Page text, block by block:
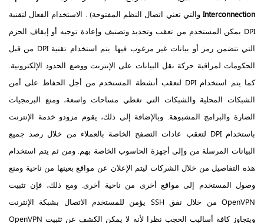
Interconnection والتي تعني اتصال النظم المفتوحة) . الاستخدام الفعال لتقنية
DPI يمكن المستخدم من تعقب وتحديد وتصنيف وإعادة توجيه أو إيقاف الحزم
التي تتضمن رمز أو بيانات غير مرغوب فيها. يتم استخدام تقنية DPI من قبل
الحكومات لمراقبة حركة نقل البيانات على الإنترنت ووضع الحدود الإلكترونية.
كما يتم استخدام DPI لتعقب أنشطة المستخدم من أجل الحفاظ على أمن
الشبكات المحلية والشبكات التي تغطي مساحات واسعة، ومنع البرمجيات
الضارة والبرامج المشبوهة. وبالإضافة إلى ذلك، يقوم مزودو خدمة الإنترنت
باستخدام DPI لتعقب عادات التصفح الخاصة بالعملاء من خلال رصد جميع
البيانات المرسلة من وإلى أجهزة الحاسوب الخاصة بهم. ومن ثم يتم استخدام
هذه التفاصيل من خلال الشركات ليتم الإعلان عن مواقع بعينها من ناحية ومنع
وصول المستخدم إلى مواقع أخرى من ناحية أخرى. ومع ذلك، فإن تثبيت
OpenVPN من خلال نفق SSH يؤمن للمستخدم الاتصال بشبكة الإنترنت
ويتجاوز كافة أساليب الحجب نظرا لأنه لا يمكن الكشف عن تثبيت OpenVPN